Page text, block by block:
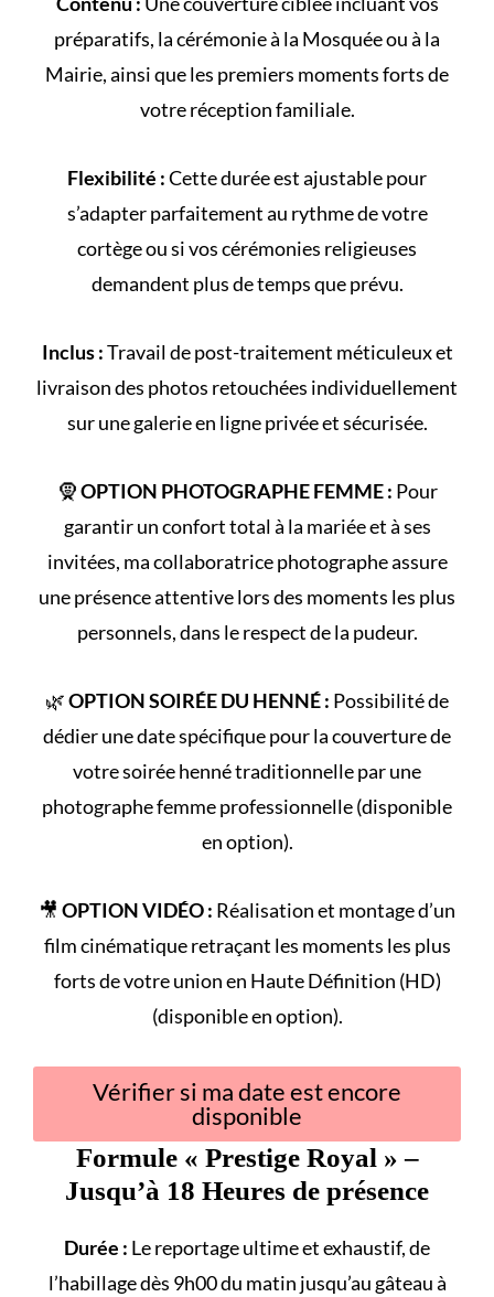
préparatifs, la cérémonie à la Mosquéeou à la
Mairie, ainsi que les premiers moments forts de
votreréception familiale.
Flexibilité :Cette durée est ajustable pour
s’adapter parfaitement au rythme de votre
cortègeou si vos cérémonies religieuses
demandent plus de temps que prévu.
Inclus :Travail de post-traitement méticuleux et
livraison des photos retouchées individuellement
sur une galerie en ligne privée et sécurisée.
🧕OPTION PHOTOGRAPHE FEMME : Pour
garantir un confort total à la mariée et à ses
invitées, ma collaboratrice photographe assure
une présence attentive lors des moments les plus
personnels, dans le respect de la pudeur.
🌿OPTION SOIRÉE DU HENNÉ : Possibilité de
dédier une date spécifique pour la couverture de
votresoirée hennétraditionnelle par une
photographe femme professionnelle (disponible
en option).
🎥 OPTION VIDÉO : Réalisation et montage d’un
film cinématique retraçant les moments les plus
fortsde votre union en Haute Définition (HD)
(disponible en option).
Vérifier si ma date est encore
disponible
Formule « Prestige Royal » –
Jusqu’à 18 Heures de présence
Durée : Le reportage ultime et exhaustif, de
l’habillage dès 9h00 du matin jusqu’au gâteau à